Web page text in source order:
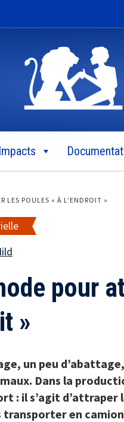
Impacts
LES POULES « À L’ENDROIT »
pour
»
un peu
Dans la
: il s’agit d’attraper
en